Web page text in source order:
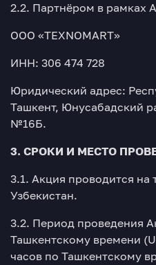
2.2. Партнёром в рамках
ООО «TEXNOMARТ»
ИНН: 306 474 728
Юридический адрес:
Ташкент, Юнусабадский
№16Б.
3. СРОКИ И МЕСТО
3.1. Акция проводится на
Узбекистан.
3.2. Период проведения
Ташкентскому времени
часов по Ташкентскому